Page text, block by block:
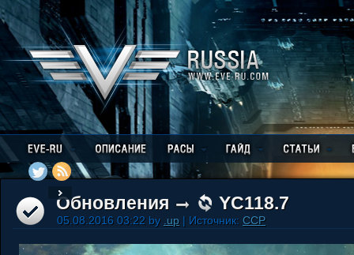
Обновления YC118.7
05.08.2016 03:22 by .up | Источник: CCP